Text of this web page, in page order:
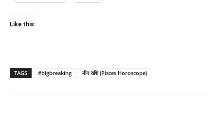
Like this:
TAGS #bigbreaking मीन राशि (Pisces Horoscope)